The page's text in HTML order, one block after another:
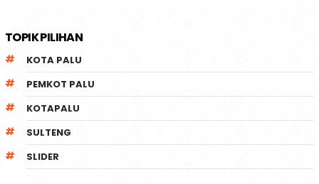
TOPIK PILIHAN
KOTA PALU
PEMKOT PALU
KOTAPALU
SULTENG
SLIDER